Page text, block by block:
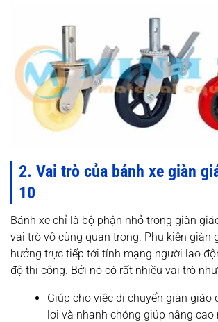
2. Vai trò của bánh xe giàn
10
Bánh xe chỉ là bộ phận nhỏ trong giàn
vai trò vô cùng quan trọng. Phụ kiện giàn
hưởng trực tiếp tới tính mạng người lao
độ thi công. Bởi nó có rất nhiều vai trò
Giúp cho việc di chuyển giàn giáo
lợi và nhanh chóng giúp nâng cao